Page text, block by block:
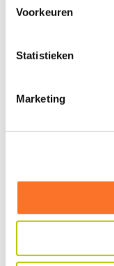
Voorkeuren
Statistieken
Marketing